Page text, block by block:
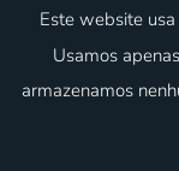
2025.
Este website
Usamos
armazenamos